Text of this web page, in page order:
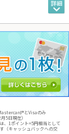
とVisaのみ
5日現在）
、1ポイント=5円相当として
（キャッシュバックへの交